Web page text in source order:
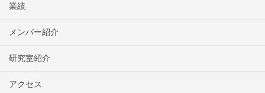
業績
メンバー紹介
研究室紹介
アクセス